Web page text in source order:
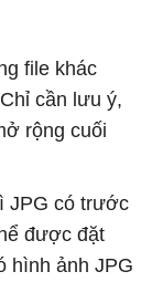
file khác
cần lưu ý,
rộng cuối
JPG có trước
được đặt
hình ảnh JPG